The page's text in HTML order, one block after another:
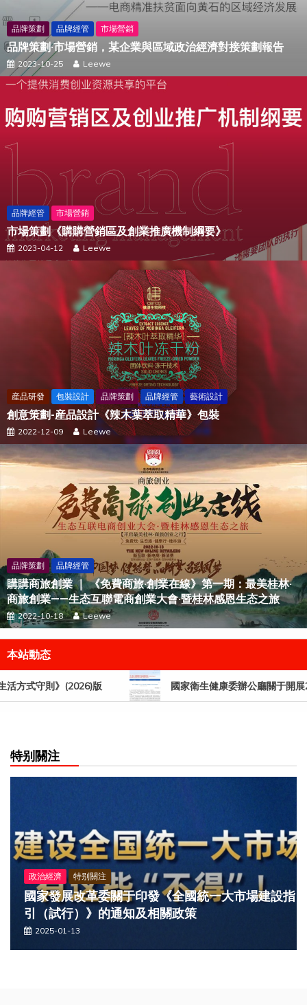
品牌策劃 品牌經管 市場營銷
品牌策劃·市場營銷，某企業與區域政治經濟對接策劃報告
2023-10-25 Leewe
品牌經管 市場營銷
市場策劃《購購營銷區及創業推廣機制綱要》
2023-04-12 Leewe
産品研發 包裝設計 品牌策劃 品牌經管 藝術設計
創意策劃-産品設計《辣木葉萃取精華》包裝
2022-12-09 Leewe
品牌策劃 品牌經管
購購商旅創業 ｜ 《免費商旅·創業在線》第一期：最美桂林·
商旅創業——生态互聯電商創業大會·暨桂林感恩生态之旅
2022-10-18 Leewe
本站動态
方式守則》(2026)版 國家衛生健康委辦公廳關于開展
特别關注
《全國統一大市場建設指
關政策
信息科技 特别關注
InDesign （ID）的曆
InDesign）